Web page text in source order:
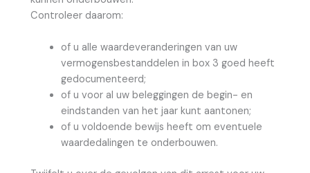
Controleer daarom:
of u alle waardeveranderingen van uw
vermogensbestanddelen in box 3 goed heeft
gedocumenteerd;
of u voor al uw beleggingen de begin- en
eindstanden van het jaar kunt aantonen;
of u voldoende bewijs heeft om eventuele
waardedalingen te onderbouwen.